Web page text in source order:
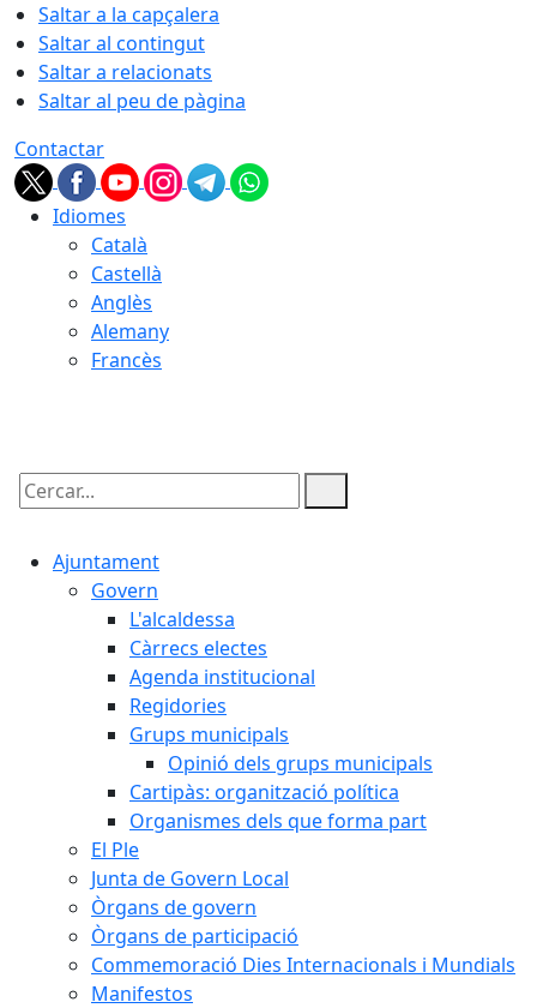
Saltar a la capçalera
Saltar al contingut
Saltar a relacionats
Saltar al peu de pàgina
Contactar
Idiomes
Català
Castellà
Anglès
Alemany
Francès
Cercar:
Ajuntament
Govern
L'alcaldessa
Càrrecs electes
Agenda institucional
Regidories
Grups municipals
Opinió dels grups municipals
Cartipàs: organització política
Organismes dels que forma part
El Ple
Junta de Govern Local
Òrgans de govern
Òrgans de participació
Commemoració Dies Internacionals i Mundials
Manifestos